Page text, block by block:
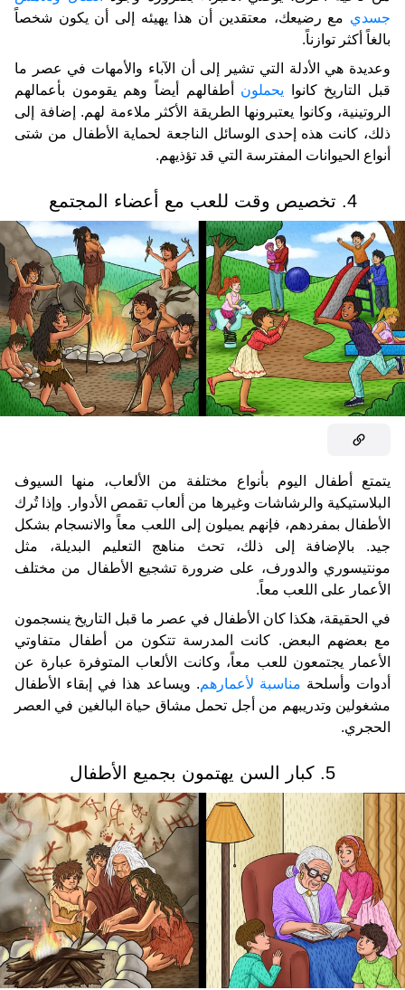
جسدي مع رضيعك، معتقدين أن هذا يهيئه إلى أن يكون شخصاً
بالغاً أكثر توازناً.
وعديدة هي الأدلة التي تشير إلى أن الآباء والأمهات في عصر ما
قبل التاريخ كانوا يحملون
أطفالهم أيضاً وهم يقومون بأعمالهم
الروتينية، وكانوا يعتبرونها الطريقة الأكثر ملاءمة لهم. إضافة إلى
ذلك، كانت هذه إحدى الوسائل الناجعة لحماية الأطفال من شتى
أنواع الحيوانات المفترسة التي قد تؤذيهم.
4. تخصيص وقت للعب مع أعضاء المجتمع
يتمتع أطفال اليوم بأنواع مختلفة من الألعاب، منها السيوف
البلاستيكية والرشاشات وغيرها من ألعاب تقمص الأدوار. وإذا تُرك
الأطفال بمفردهم، فإنهم يميلون إلى اللعب معاً والانسجام بشكل
جيد. بالإضافة إلى ذلك، تحث مناهج التعليم البديلة، مثل
مونتيسوري والدورف، على ضرورة تشجيع الأطفال من مختلف
الأعمار على اللعب معاً.
في الحقيقة، هكذا كان الأطفال في عصر ما قبل التاريخ ينسجمون
مع بعضهم البعض. كانت المدرسة تتكون من أطفال متفاوتي
الأعمار يجتمعون للعب معاً، وكانت الألعاب المتوفرة عبارة عن
أدوات وأسلحة مناسبة لأعمارهم. ويساعد هذا في إبقاء الأطفال
مشغولين وتدريبهم من أجل تحمل مشاق حياة البالغين في العصر
الحجري.
5. كبار السن يهتمون بجميع الأطفال